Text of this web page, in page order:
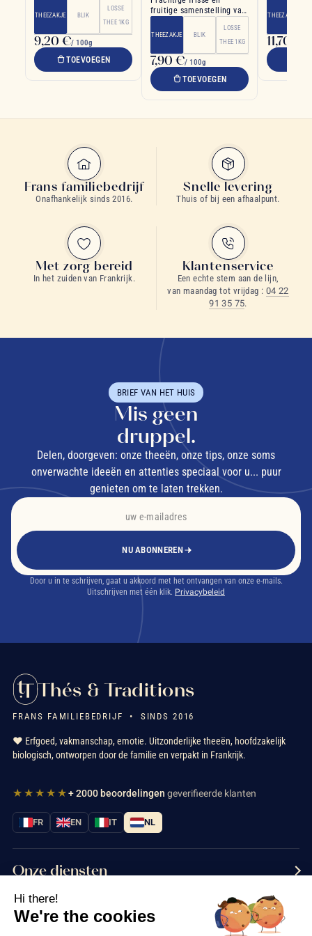
rozenblaadjes
THEEZAKJE BLIK
LOSSE
THEE 1KG
9,20 €/ 100g
TOEVOEGEN
fruitige samenstelling van
THEEZAKJE BLIK
LOSSE
THEE 1KG
7,90 €/ 100g
TOEVOEGEN
THEEZAKJE
11,70 €
Frans familiebedrijf
Onafhankelijk sinds 2016.
Snelle levering
Thuis of bij een afhaalpunt.
Met zorg bereid
In het zuiden van Frankrijk.
Klantenservice
Een echte stem aan de lijn,
van maandag tot vrijdag : 04 22
91 35 75.
BRIEF VAN HET HUIS
Mis geen
druppel.
Delen, doorgeven: onze theeën, onze tips, onze soms
onverwachte ideeën en attenties speciaal voor u... puur
genieten om te laten trekken.
NU ABONNEREN
Door u in te schrijven, gaat u akkoord met het ontvangen van onze e-mails.
Uitschrijven met één klik. Privacybeleid
Thés & Traditions
FRANS FAMILIEBEDRIJF • SINDS 2016
❤️ Erfgoed, vakmanschap, emotie. Uitzonderlijke theeën, hoofdzakelijk
biologisch, ontworpen door de familie en verpakt in Frankrijk.
★★★★★+ 2000 beoordelingen geverifieerde klanten
FR EN IT NL
Onze diensten
Informatie
Hi there!
We're the cookies